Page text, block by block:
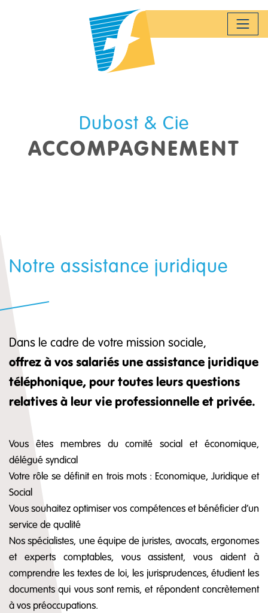
Dubost & Cie
ACCOMPAGNEMENT
Notre assistance juridique
Dans le cadre de votre mission sociale,
offrez à vos salariés une assistance juridique
téléphonique, pour toutes leurs questions
relatives à leur vie professionnelle et privée.
Vous êtes membres du comité social et économique,
délégué syndical
Votre rôle se définit en trois mots : Economique, Juridique et
Social
Vous souhaitez optimiser vos compétences et bénéficier d’un
service de qualité
Nos spécialistes, une équipe de juristes, avocats, ergonomes
et experts comptables, vous assistent, vous aident à
comprendre les textes de loi, les jurisprudences, étudient les
documents qui vous sont remis, et répondent concrètement
à vos préoccupations.
Panneau de gestion des cookies